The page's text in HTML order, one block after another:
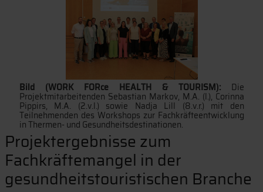
Bild (WORK FORce HEALTH & TOURISM): Die
Projektmitarbeitenden Sebastian Markov, M.A. (l.), Corinna
Pippirs, M.A. (2.v.l.) sowie Nadja Lill (8.v.r.) mit den
Teilnehmenden des Workshops zur Fachkräfteentwicklung
in Thermen- und Gesundheitsdestinationen.
Projektergebnisse zum
Fachkräftemangel in der
gesundheitstouristischen Branche